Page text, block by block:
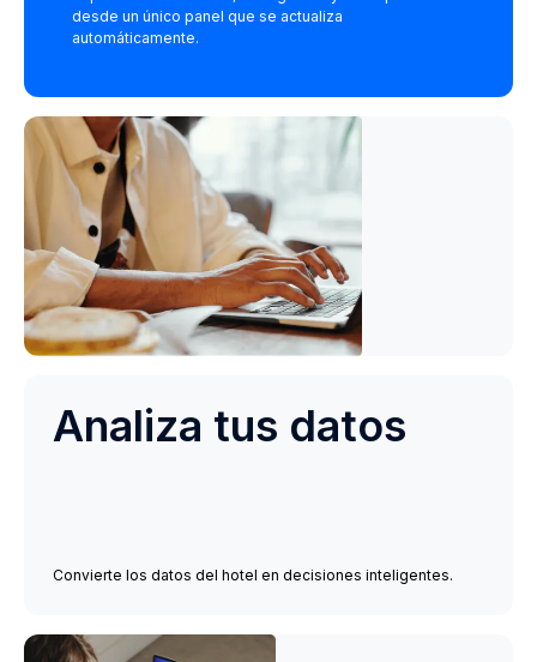
desde un único panel que se actualiza
automáticamente.
Analiza tus datos
Convierte los datos del hotel en decisiones inteligentes.